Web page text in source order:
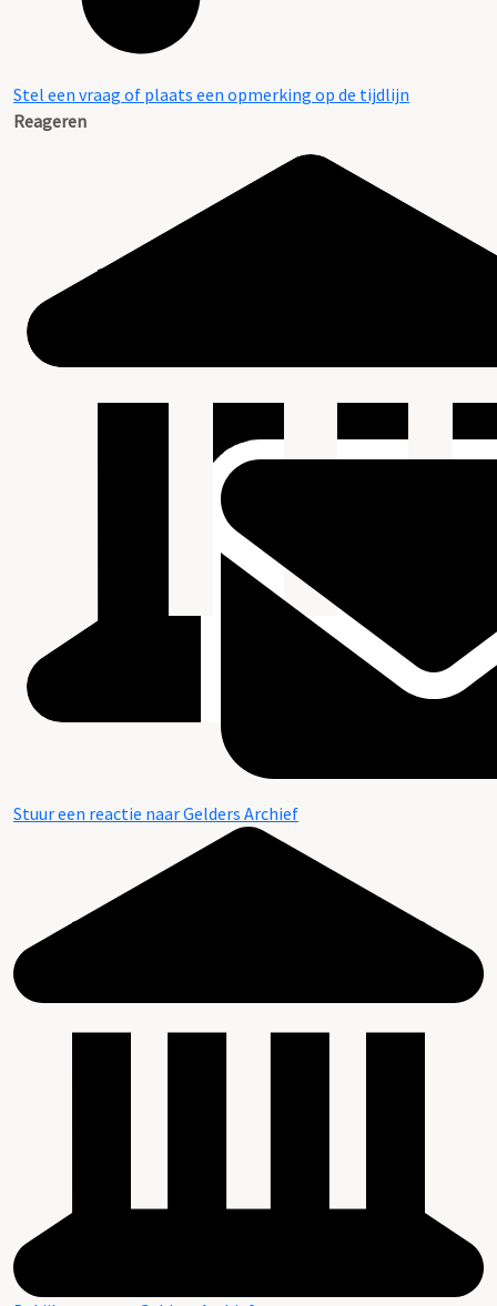
Stel een vraag of plaats een opmerking op de tijdlijn
Reageren
Stuur een reactie naar Gelders Archief